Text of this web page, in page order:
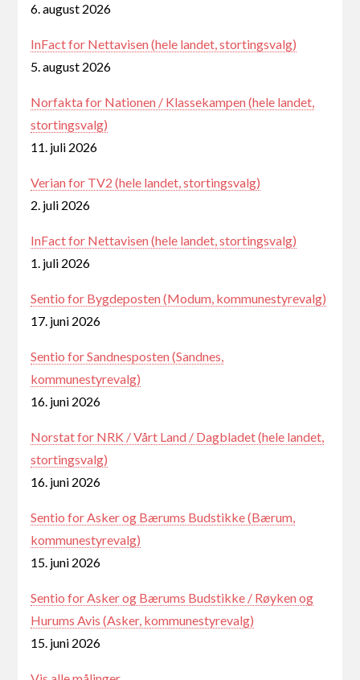
6. august 2026
InFact for Nettavisen (hele landet, stortingsvalg)
5. august 2026
Norfakta for Nationen / Klassekampen (hele landet,
stortingsvalg)
11. juli 2026
Verian for TV2 (hele landet, stortingsvalg)
2. juli 2026
InFact for Nettavisen (hele landet, stortingsvalg)
1. juli 2026
Sentio for Bygdeposten (Modum, kommunestyrevalg)
17. juni 2026
Sentio for Sandnesposten (Sandnes,
kommunestyrevalg)
16. juni 2026
Norstat for NRK / Vårt Land / Dagbladet (hele landet,
stortingsvalg)
16. juni 2026
Sentio for Asker og Bærums Budstikke (Bærum,
kommunestyrevalg)
15. juni 2026
Sentio for Asker og Bærums Budstikke / Røyken og
Hurums Avis (Asker, kommunestyrevalg)
15. juni 2026